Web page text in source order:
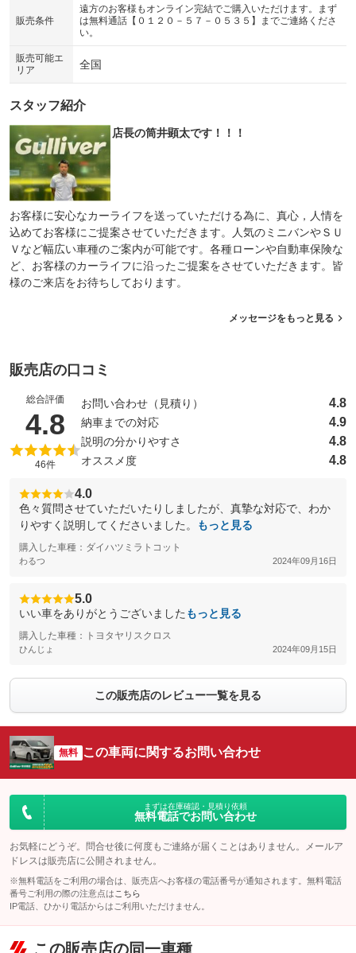
販売条件
遠方のお客様もオンライン完結でご購入いただけます。まず
は無料通話【０１２０－５７－０５３５】までご連絡くださ
い。
販売可能エ
リア
全国
スタッフ紹介
店長の筒井顕太です！！！
お客様に安心なカーライフを送っていただける為に、真心，人情を
込めてお客様にご提案させていただきます。人気のミニバンやＳＵ
Ｖなど幅広い車種のご案内が可能です。各種ローンや自動車保険な
ど、お客様のカーライフに沿ったご提案をさせていただきます。皆
様のご来店をお待ちしております。
メッセージをもっと見る
販売店の口コミ
総合評価
4.8 （5点満点中）
46件
お問い合わせ（見積り） 4.8
納車までの対応 4.9
説明の分かりやすさ 4.8
オススメ度 4.8
4.0
色々質問させていただいたりしましたが、真摯な対応で、わか
りやすく説明してくださいました。
もっと見る
購入した車種：ダイハツミラトコット
わるつ 2024年09月16日
5.0
いい車をありがとうございました もっと見る
購入した車種：トヨタヤリスクロス
ひんじょ 2024年09月15日
この販売店のレビュー一覧を見る
無料 この車両に関するお問い合わせ
まずは在庫確認・見積り依頼
無料電話でお問い合わせ
お気軽にどうぞ。問合せ後に何度もご連絡が届くことはありません。メールア
ドレスは販売店に公開されません。
※無料電話をご利用の場合は、販売店へお客様の電話番号が通知されます。無料電話
番号ご利用の際の注意点は こちら
IP電話、ひかり電話からはご利用いただけません。
この販売店の同一車種